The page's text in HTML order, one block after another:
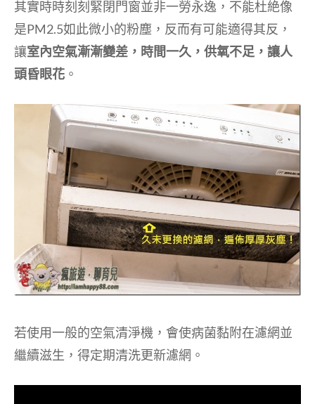
其實時時刻刻緊閉門窗並非一勞永逸，不能杜絶像
是PM2.5如此微小的粉塵，反而有可能適得其反，
讓室內空氣漸漸變差，時間一久，供氧不足，讓人
頭昏眼花 。
若使用一般的空氣清淨機，會使病菌黏附在濾網並
繼續滋生，得定期清洗更新濾網。